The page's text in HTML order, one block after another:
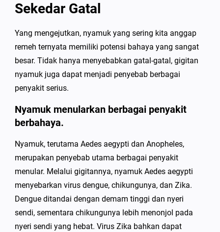
Sekedar Gatal
Yang mengejutkan, nyamuk yang sering kita anggap
remeh ternyata memiliki potensi bahaya yang sangat
besar. Tidak hanya menyebabkan gatal-gatal, gigitan
nyamuk juga dapat menjadi penyebab berbagai
penyakit serius.
Nyamuk menularkan berbagai penyakit
berbahaya.
Nyamuk, terutama Aedes aegypti dan Anopheles,
merupakan penyebab utama berbagai penyakit
menular. Melalui gigitannya, nyamuk Aedes aegypti
menyebarkan virus dengue, chikungunya, dan Zika.
Dengue ditandai dengan demam tinggi dan nyeri
sendi, sementara chikungunya lebih menonjol pada
nyeri sendi yang hebat. Virus Zika bahkan dapat